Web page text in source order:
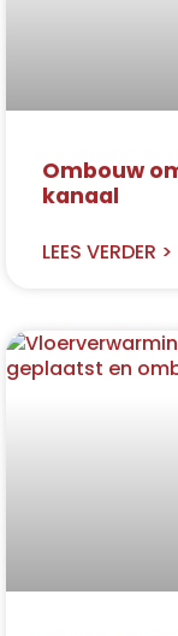
Ombouw
kanaal
LEES VERDER >